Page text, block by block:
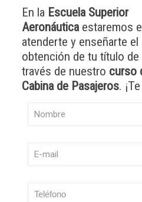
En la Escuela Superior
Aeronáutica estaremos
atenderte y enseñarte el
obtención de tu título de
través de nuestro curso
Cabina de Pasajeros.